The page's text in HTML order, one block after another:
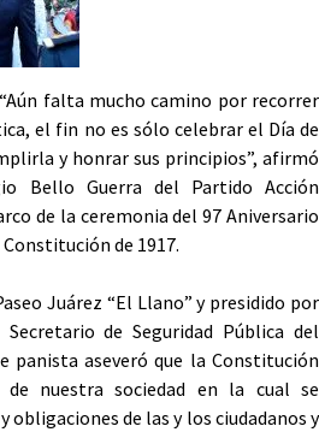
falta mucho camino por recorrer
el fin no es sólo celebrar el Día de
y honrar sus principios”, afirmó
Bello Guerra del Partido Acción
de la ceremonia del 97 Aniversario
de 1917.
Juárez “El Llano” y presidido por
de Seguridad Pública del
panista aseveró que la Constitución
nuestra sociedad en la cual se
obligaciones de las y los ciudadanos y